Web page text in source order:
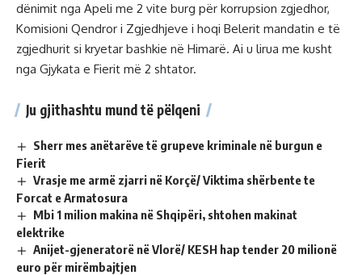
dënimit nga Apeli me 2 vite burg për korrupsion zgjedhor,
Komisioni Qendror i Zgjedhjeve i hoqi Belerit mandatin e të
zgjedhurit si kryetar bashkie në Himarë. Ai u lirua me kusht
nga Gjykata e Fierit më 2 shtator.
Ju gjithashtu mund të pëlqeni
Sherr mes anëtarëve të grupeve kriminale në burgun e
Fierit
Vrasje me armë zjarri në Korçë/ Viktima shërbente te
Forcat e Armatosura
Mbi 1 milion makina në Shqipëri, shtohen makinat
elektrike
Anijet-gjeneratorë në Vlorë/ KESH hap tender 20 milionë
euro për mirëmbajtjen